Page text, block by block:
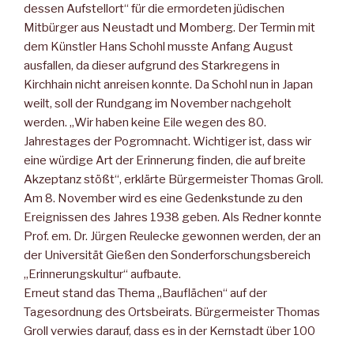
dessen Aufstellort“ für die ermordeten jüdischen
Mitbürger aus Neustadt und Momberg. Der Termin mit
dem Künstler Hans Schohl musste Anfang August
ausfallen, da dieser aufgrund des Starkregens in
Kirchhain nicht anreisen konnte. Da Schohl nun in Japan
weilt, soll der Rundgang im November nachgeholt
werden. „Wir haben keine Eile wegen des 80.
Jahrestages der Pogromnacht. Wichtiger ist, dass wir
eine würdige Art der Erinnerung finden, die auf breite
Akzeptanz stößt“, erklärte Bürgermeister Thomas Groll.
Am 8. November wird es eine Gedenkstunde zu den
Ereignissen des Jahres 1938 geben. Als Redner konnte
Prof. em. Dr. Jürgen Reulecke gewonnen werden, der an
der Universität Gießen den Sonderforschungsbereich
„Erinnerungskultur“ aufbaute.
Erneut stand das Thema „Bauflächen“ auf der
Tagesordnung des Ortsbeirats. Bürgermeister Thomas
Groll verwies darauf, dass es in der Kernstadt über 100